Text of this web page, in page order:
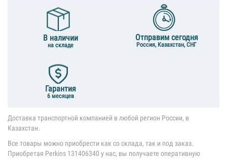
В наличии
на складе
Отправим сегодня
Россия, Казахстан, СНГ
Гарантия
6 месяцев
Доставка транспортной компанией в любой регион России, в
Казахстан.
Все товары можно приобрести как со склада, так и под заказ.
Приобретая Perkins 131406340 у нас, вы получаете оперативную